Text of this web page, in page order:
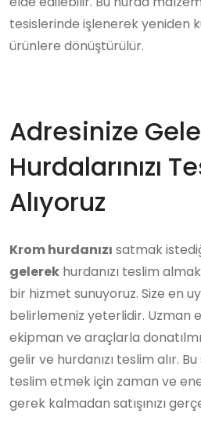
tesislerinde işlenerek yeniden
ürünlere dönüştürülür.
Adresinize
Hurdalarınızı
Alıyoruz
Krom hurdanızı satmak
gelerek hurdanızı teslim
bir hizmet sunuyoruz. Size en
belirlemeniz yeterlidir. Uzman
ekipman ve araçlarla
gelir ve hurdanızı teslim alır.
teslim etmek için zaman ve
gerek kalmadan satışınızı